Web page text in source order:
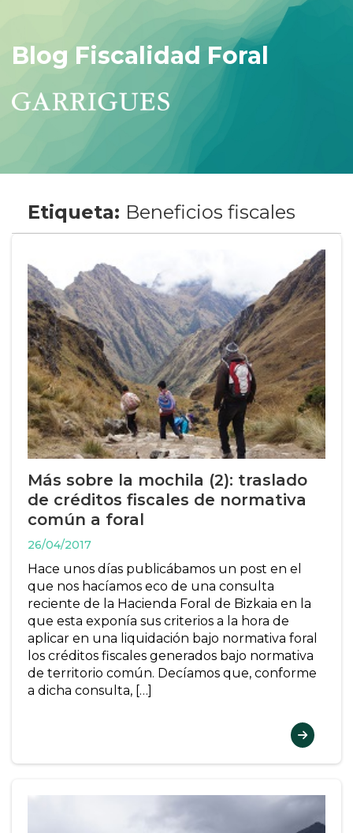
Blog Fiscalidad Foral
Etiqueta: Beneficios fiscales
Más sobre la mochila (2): traslado
de créditos fiscales de normativa
común a foral
26/04/2017
Hace unos días publicábamos un post en el
que nos hacíamos eco de una consulta
reciente de la Hacienda Foral de Bizkaia en la
que esta exponía sus criterios a la hora de
aplicar en una liquidación bajo normativa foral
los créditos fiscales generados bajo normativa
de territorio común. Decíamos que, conforme
a dicha consulta, […]